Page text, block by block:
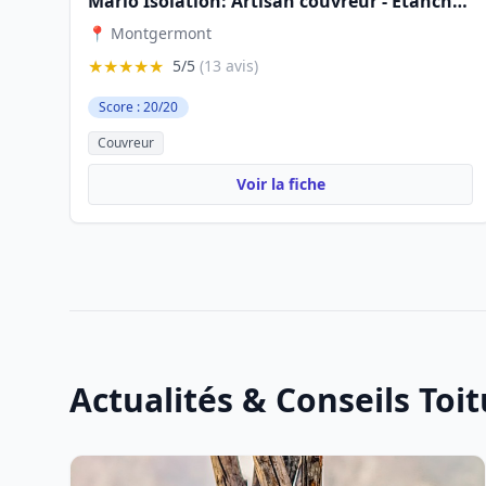
📍 Montgermont
★★★★★ 5/5 (13 avis)
Score : 20/20
Couvreur
Voir la fiche
Actualités & Conseils